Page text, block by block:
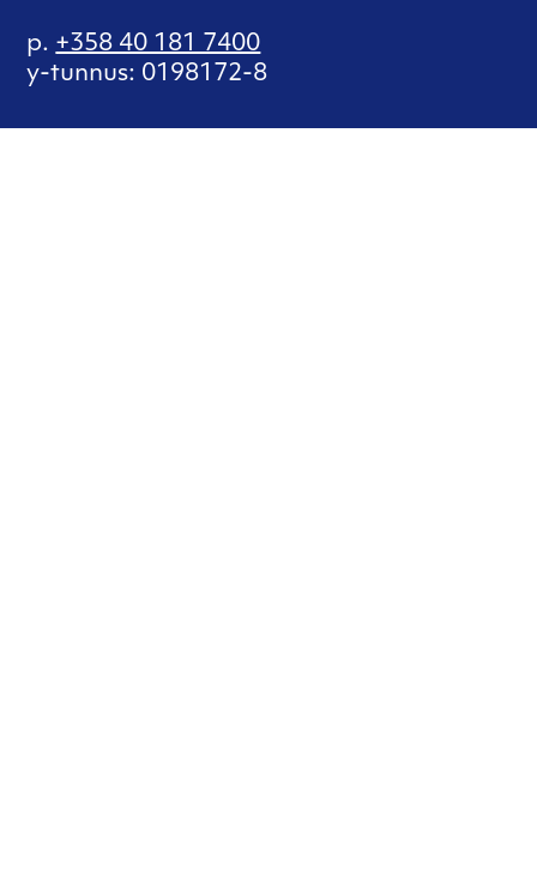
p. +358 40 181 7400
y-tunnus: 0198172-8